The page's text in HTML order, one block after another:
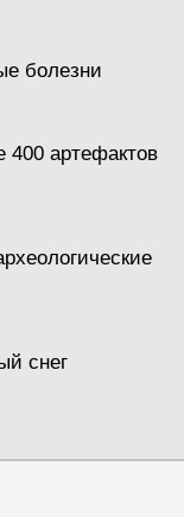
болезни
400 артефактов
снег